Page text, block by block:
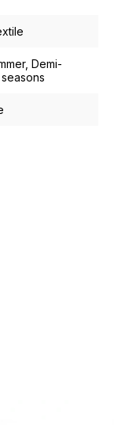
Demi-